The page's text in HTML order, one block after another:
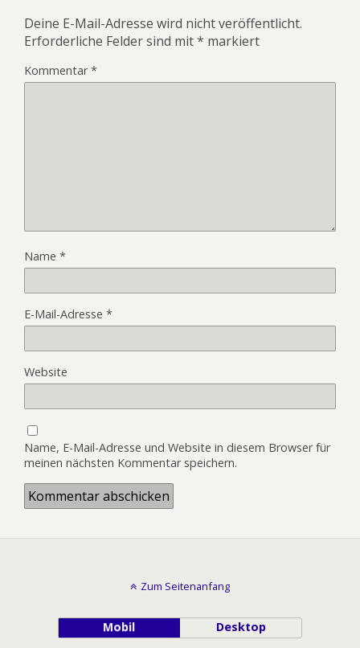
Deine E-Mail-Adresse wird nicht veröffentlicht.
Erforderliche Felder sind mit* markiert
Kommentar*
Name *
E-Mail-Adresse *
Website
Name, E-Mail-Adresse und Website in diesem Browser für
meinen nächsten Kommentar speichern.
Zum Seitenanfang
Mobil Desktop